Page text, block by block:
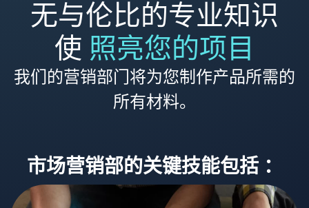
无与伦比的专业知识
使 照亮您的项目
我们的营销部门将为您制作产品所需的
所有材料。
市场营销部的关键技能包括 ：